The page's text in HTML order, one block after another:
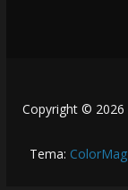
Copyright © 2026
Tema: ColorMag